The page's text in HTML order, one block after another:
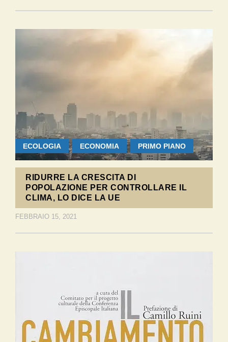
ECOLOGIA ECONOMIA PRIMO PIANO
RIDURRE LA CRESCITA DI
POPOLAZIONE PER CONTROLLARE IL
CLIMA, LO DICE LA UE
FEBBRAIO 15, 2021